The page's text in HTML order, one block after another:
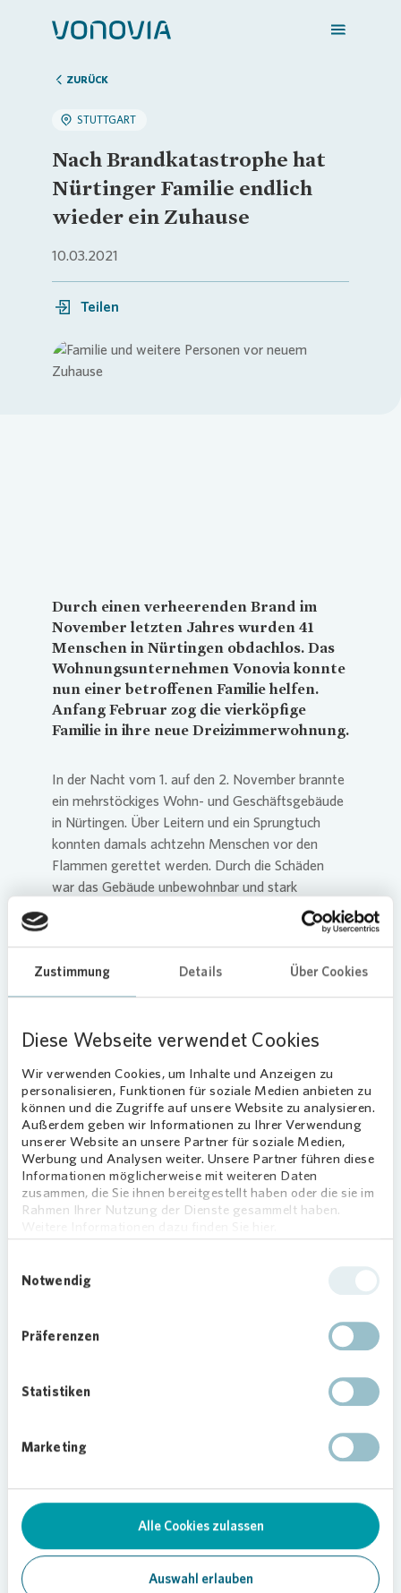
Zustimmung Details Über Cookies
Diese Webseite verwendet Cookies
Wir verwenden Cookies, um Inhalte und Anzeigen zu
personalisieren, Funktionen für soziale Medien anbieten zu
können und die Zugriffe auf unsere Website zu analysieren.
Außerdem geben wir Informationen zu Ihrer Verwendung
unserer Website an unsere Partner für soziale Medien,
Werbung und Analysen weiter. Unsere Partner führen diese
Informationen möglicherweise mit weiteren Daten
zusammen, die Sie ihnen bereitgestellt haben oder die sie im
Rahmen Ihrer Nutzung der Dienste gesammelt haben.
Notwendig
Präferenzen
Statistiken
Marketing
Alle Cookies zulassen
Auswahl erlauben
Zuhause finden
Mein Zuhause
Meine Stadt
ZURÜCK
STUTTGART
Nach Brandkatastrophe hat
Nürtinger Familie endlich
wieder ein Zuhause
10.03.2021
Teilen
Durch einen verheerenden Brand im
November letzten Jahres wurden 41
Menschen in Nürtingen obdachlos. Das
Wohnungsunternehmen Vonovia konnte
nun einer betroffenen Familie helfen.
Anfang Februar zog die vierköpfige
Familie in ihre neue Dreizimmerwohnung.
In der Nacht vom 1. auf den 2. November brannte
ein mehrstöckiges Wohn- und Geschäftsgebäude
in Nürtingen. Über Leitern und ein Sprungtuch
konnten damals achtzehn Menschen vor den
Flammen gerettet werden. Durch die Schäden
war das Gebäude unbewohnbar und stark
einsturzgefährdet. In Folge des Brandes wurden
41 Menschen obdachlos und mussten zunächst in
Notunterkünften unterkommen. Da es in
Nürtingen nicht genug Wohnraum gab, um
kurzfristig alle Betroffenen in ein permanentes
Stadtverwaltung im Dezember dazu auf, den
anzubieten. „Unser Ziel ist es, möglichst vielen
Betroffenen ihre Eigenständigkeit durch eigenen
Wohnraum zurückzugeben“, sagt die Nürtinger
Bürgermeisterin Annette Bürkner. „Wir freuen uns,
dass nun für die erste Familie eine passende
Wohnung zur Verfügung steht.“
Vonovia
war klar, dass sie den Betroffenen helfen wollten.
Tag sein Zuhause zu verlieren, ist ein
haben sofort geguckt, welche von unseren rund
möglichst schnell bezugsbereit sind. Ich freue
mich, dass Familie Arfaoui - Mohammad nun in
wohnen kann und nun endlich wieder ein Zuhause
Für die Familie bedeutet die neue Wohnung auch
die Chance für einen Neuanfang. Als die Nachricht